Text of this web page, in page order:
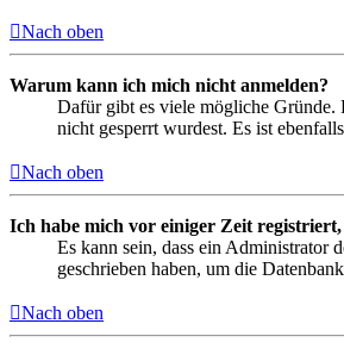
Nach oben
Warum kann ich mich nicht anmelden?
Dafür gibt es viele mögliche Gründe.
nicht gesperrt wurdest. Es ist
Nach oben
Ich habe mich vor einiger Zeit
Es kann sein, dass ein Administrator
geschrieben haben, um die
Nach oben